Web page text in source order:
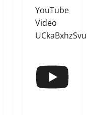
YouTube
Video